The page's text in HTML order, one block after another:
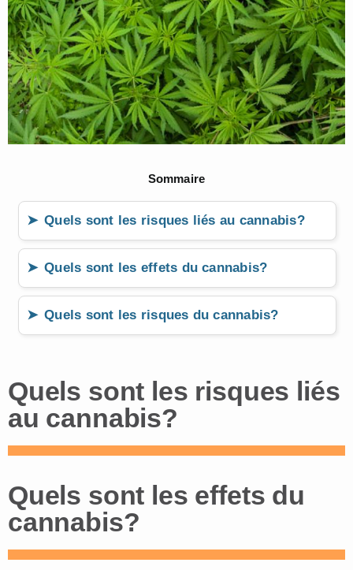
Sommaire
Quels sont les risques liés au cannabis?
Quels sont les effets du cannabis?
Quels sont les risques du cannabis?
Quels sont les risques liés
au cannabis?
Quels sont les effets du
cannabis?